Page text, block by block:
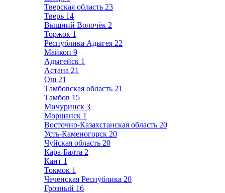
Тверская область 23
Тверь 14
Вышний Волочёк 2
Торжок 1
Республика Адыгея 22
Майкоп 9
Адыгейск 1
Астана 21
Ош 21
Тамбовская область 21
Тамбов 15
Мичуринск 3
Моршанск 1
Восточно-Казахстанская область 20
Усть-Каменогорск 20
Чуйская область 20
Кара-Балта 2
Кант 1
Токмок 1
Чеченская Республика 20
Грозный 16